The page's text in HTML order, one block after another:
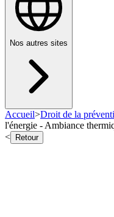
Nos autres sites
Accueil>Droit de la
l'énergie - Ambiance
<
Retour